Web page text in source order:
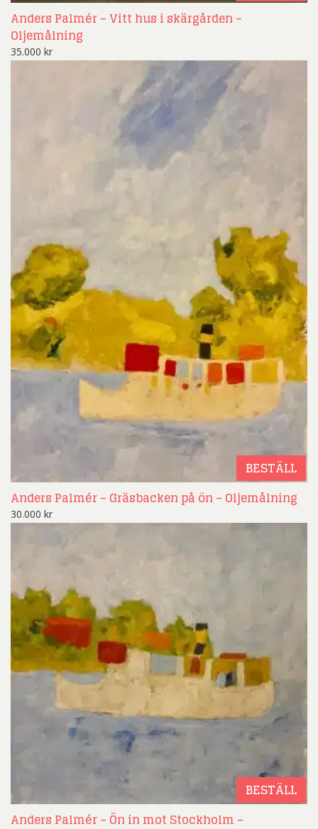
Anders Palmér – Vitt hus i skärgården –
Oljemålning
35.000 kr
BESTÄLL
Anders Palmér – Gräsbacken på ön – Oljemålning
30.000 kr
BESTÄLL
Anders Palmér – Ön in mot Stockholm –